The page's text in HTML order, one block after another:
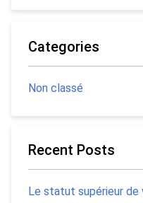
Categories
Non classé
Recent Posts
Le statut supérieur de